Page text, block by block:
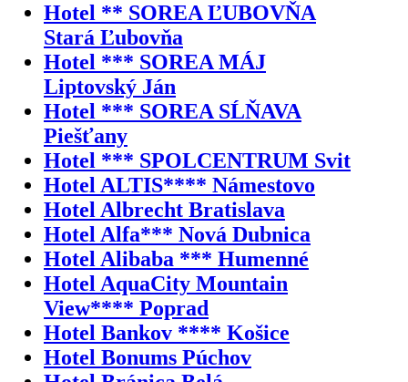
Hotel ** SOREA ĽUBOVŇA
Stará Ľubovňa
Hotel *** SOREA MÁJ
Liptovský Ján
Hotel *** SOREA SĹŇAVA
Piešťany
Hotel *** SPOLCENTRUM Svit
Hotel ALTIS**** Námestovo
Hotel Albrecht Bratislava
Hotel Alfa*** Nová Dubnica
Hotel Alibaba *** Humenné
Hotel AquaCity Mountain
View**** Poprad
Hotel Bankov **** Košice
Hotel Bonums Púchov